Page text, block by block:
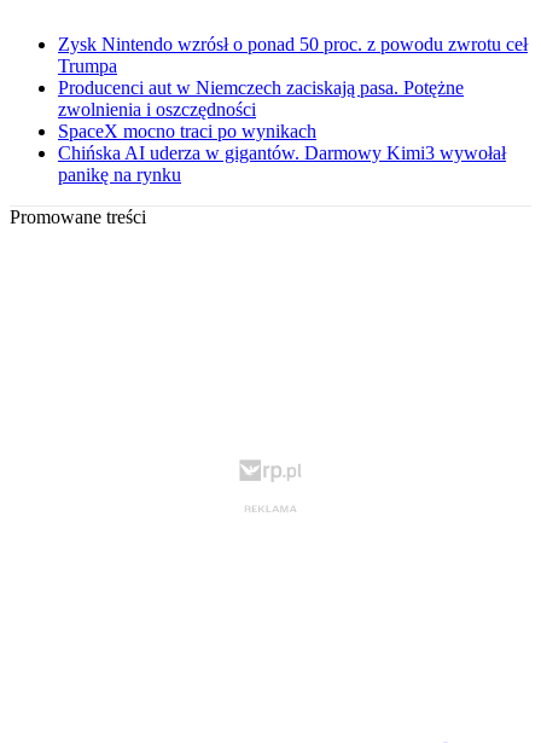
Zysk Nintendo wzrósł o ponad 50 proc. z powodu zwrotu ceł
Trumpa
Producenci aut w Niemczech zaciskają pasa. Potężne
zwolnienia i oszczędności
SpaceX mocno traci po wynikach
Chińska AI uderza w gigantów. Darmowy Kimi3 wywołał
panikę na rynku
Promowane treści